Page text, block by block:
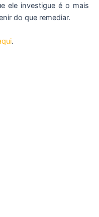
ele investigue é o mais
do que remediar.
.